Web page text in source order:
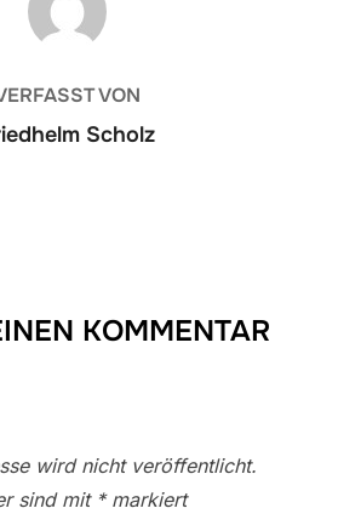
VON
Scholz
KOMMENTAR
wird nicht veröffentlicht.
sind mit *markiert